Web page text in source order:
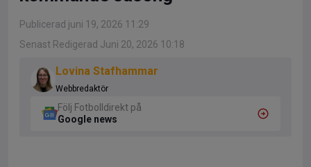
Publicerad juni 19, 2026 11:29
Senast Redigerad Juni 20, 2026 10:18
Lovina Stafhammar
Webbredaktör
Följ Fotbolldirekt på
Google news